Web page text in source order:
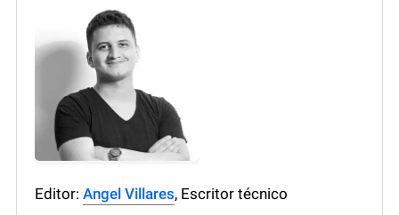
Editor: Angel Villares, Escritor técnico